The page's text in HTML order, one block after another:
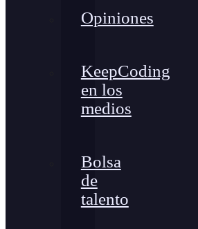
Opiniones
KeepCoding
en los
medios
Bolsa
de
talento